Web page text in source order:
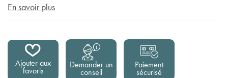
En savoir plus
Ajouter aux
favoris
Demander un
conseil
Paiement
sécurisé